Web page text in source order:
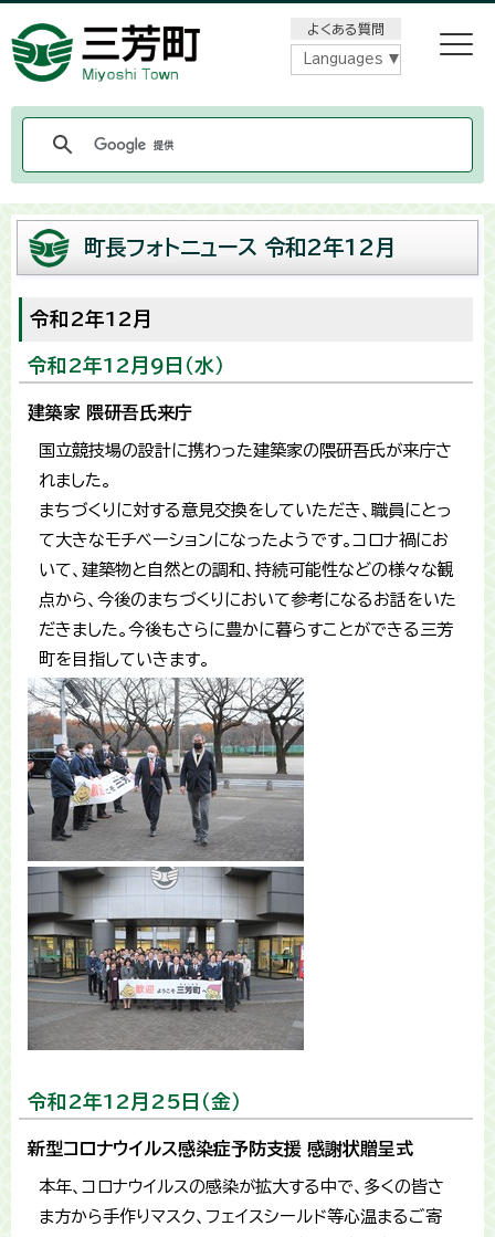
よくある質問
Languages
町長フォトニュース 令和2年12月
令和2年12月
令和2年12月9日（水）
建築家 隈研吾氏来庁
国立競技場の設計に携わった建築家の隈研吾氏が来庁さ
れました。
まちづくりに対する意見交換をしていただき、職員にとっ
て大きなモチベーションになったようです。コロナ禍にお
いて、建築物と自然との調和、持続可能性などの様々な観
点から、今後のまちづくりにおいて参考になるお話をいた
だきました。今後もさらに豊かに暮らすことができる三芳
町を目指していきます。
令和2年12月25日（金）
新型コロナウイルス感染症予防支援 感謝状贈呈式
本年、コロナウイルスの感染が拡大する中で、多くの皆さ
ま方から手作りマスク、フェイスシールド等心温まるご寄